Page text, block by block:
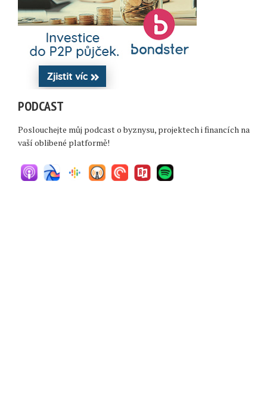
PODCAST
Poslouchejte můj podcast o byznysu, projektech i financích na
vaší oblibené platformě!